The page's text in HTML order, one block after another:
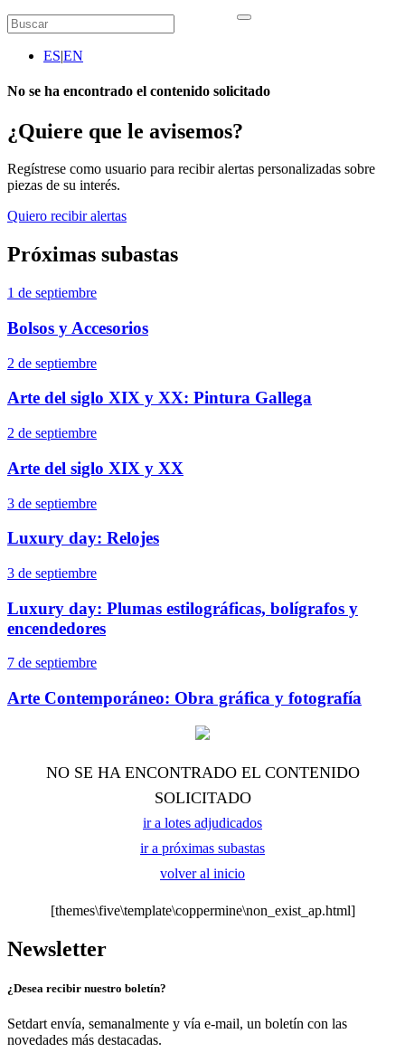
ES|EN
No se ha encontrado el contenido solicitado
¿Quiere que le avisemos?
Regístrese como usuario para recibir alertas personalizadas sobre
piezas de su interés.
Quiero recibir alertas
Próximas subastas
1 de septiembre
Bolsos y Accesorios
2 de septiembre
Arte del siglo XIX y XX: Pintura Gallega
2 de septiembre
Arte del siglo XIX y XX
3 de septiembre
Luxury day: Relojes
3 de septiembre
Luxury day: Plumas estilográficas, bolígrafos y
encendedores
7 de septiembre
Arte Contemporáneo: Obra gráfica y fotografía
NO SE HA ENCONTRADO EL CONTENIDO
SOLICITADO
ir a lotes adjudicados
ir a próximas subastas
volver al inicio
[themes\five\template\coppermine\non_exist_ap.html]
Newsletter
¿Desea recibir nuestro boletín?
Setdart envía, semanalmente y vía e-mail, un boletín con las
novedades más destacadas.